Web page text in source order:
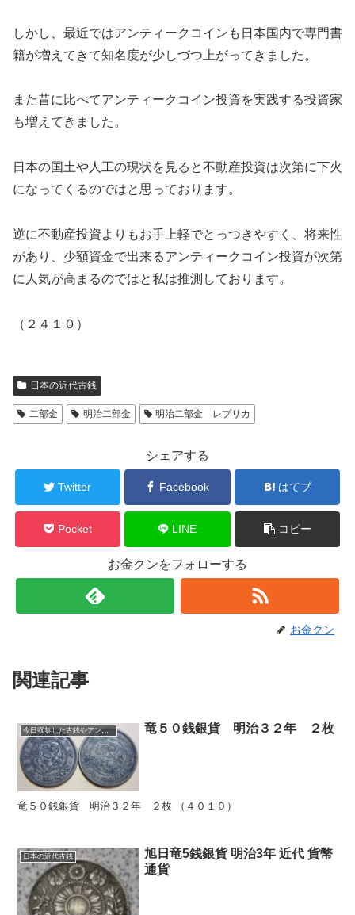
しかし、最近ではアンティークコインも日本国内で専門書
籍が増えてきて知名度が少しづつ上がってきました。
また昔に比べてアンティークコイン投資を実践する投資家
も増えてきました。
日本の国土や人工の現状を見ると不動産投資は次第に下火
になってくるのではと思っております。
逆に不動産投資よりもお手上軽でとっつきやすく、将来性
があり、少額資金で出来るアンティークコイン投資が次第
に人気が高まるのではと私は推測しております。
（２４１０）
日本の近代古銭
二部金 明治二部金 明治二部金 レプリカ
シェアする
Twitter Facebook はてブ
Pocket LINE コピー
お金クンをフォローする
お金クン
関連記事
今日収集した古銭やアンティークコイン 竜５０銭銀貨 明治３２年 ２枚
竜５０銭銀貨 明治３２年 ２枚 （４０１０）
日本の近代古銭
旭日竜5銭銀貨 明治3年 近代 貨幣
通貨